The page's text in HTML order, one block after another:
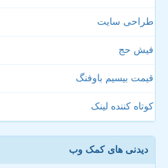
طراحی سایت
فیش حج
قیمت بیسیم باوفنگ
کوتاه کننده لینک
دیدنی های کمک وب